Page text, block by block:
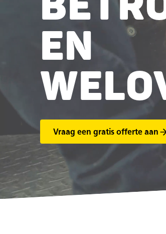
EN
Vraag een gratis offerte aan